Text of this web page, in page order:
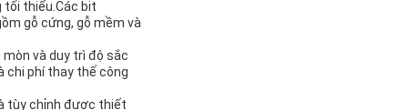
thiểu.Các bit
gỗ cứng, gỗ mềm và
và duy trì độ sắc
chi phí thay thế công
tùy chỉnh được thiết